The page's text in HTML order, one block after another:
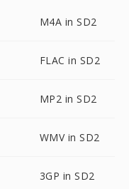
M4A in SD2
FLAC in SD2
MP2 in SD2
WMV in SD2
3GP in SD2